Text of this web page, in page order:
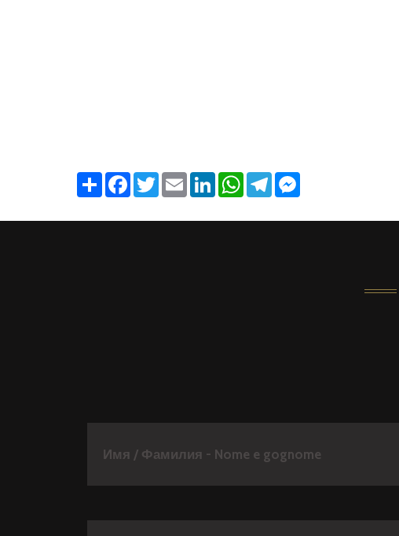
Share Facebook
TwitterEmail LinkedInWhatsAppTelegram